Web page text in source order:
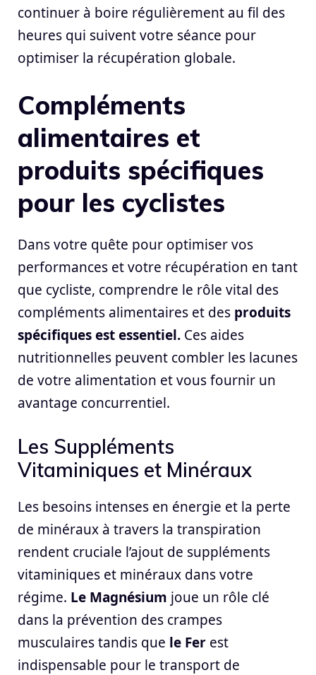
continuer à boire régulièrement au fil des
heures qui suivent votre séance pour
optimiser la récupération globale.
Compléments
alimentaires et
produits spécifiques
pour les cyclistes
Dans votre quête pour optimiser vos
performances et votre récupération en tant
que cycliste, comprendre le rôle vital des
compléments alimentaires et des produits
spécifiques est essentiel. Ces aides
nutritionnelles peuvent combler les lacunes
de votre alimentation et vous fournir un
avantage concurrentiel.
Les Suppléments
Vitaminiques et Minéraux
Les besoins intenses en énergie et la perte
de minéraux à travers la transpiration
rendent cruciale l’ajout de suppléments
vitaminiques et minéraux dans votre
régime. Le Magnésium joue un rôle clé
dans la prévention des crampes
musculaires tandis que le Fer est
indispensable pour le transport de